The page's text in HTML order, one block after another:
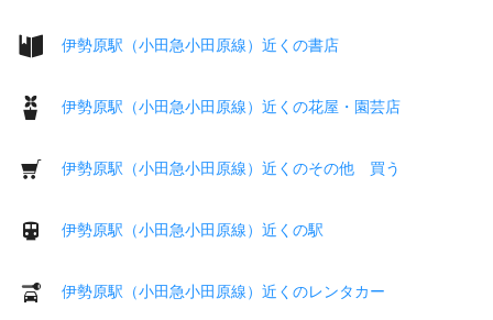
伊勢原駅（小田急小田原線）近くの書店
伊勢原駅（小田急小田原線）近くの花屋・園芸店
伊勢原駅（小田急小田原線）近くのその他 買う
伊勢原駅（小田急小田原線）近くの駅
伊勢原駅（小田急小田原線）近くのレンタカー